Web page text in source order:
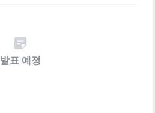
발표 예정